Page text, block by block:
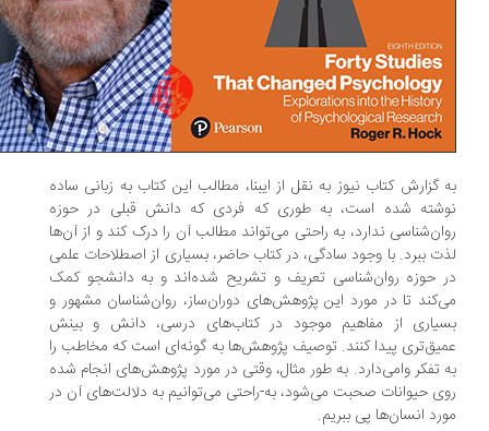
گزارش کتاب نیوز به نقل از ایبنا، مطالب این کتاب به زبانی ساده
شده است، به طوری که فردی که دانش قبلی در حوزه
ندارد، به راحتی می‌تواند مطالب آن را درک کند و از آن‌ها
ببرد. با وجود سادگی، در کتاب حاضر، بسیاری از اصطلاحات علمی
حوزه روان‌شناسی تعریف و تشریح شده‌اند و به دانشجو کمک
تا در مورد این پژوهش‌های دوران‌ساز، روان‌شناسان مشهور و
از مفاهیم موجود در کتاب‌های درسی، دانش و بینش
پیدا کنند. توصیف پژوهش‌ها به گونه‌ای است که مخاطب را
تفکر وامی‌دارد. به طور مثال، وقتی در مورد پژوهش‌های انجام شده
حیوانات صحبت می‌شود، به-راحتی می‌توانیم به دلالت‌های آن در
انسان‌ها پی ببریم.